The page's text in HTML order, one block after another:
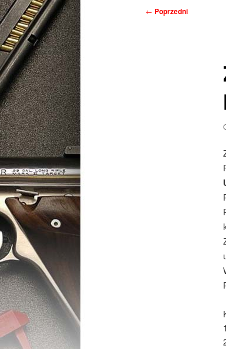
Nawigacja
← Poprzedni